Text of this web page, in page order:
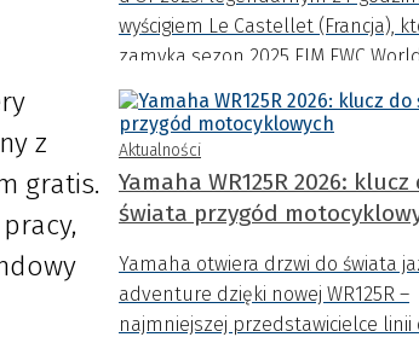
z
gratis.
wyścigiem Le Castellet (Francja),
zamyka sezon 2025 FIM EWC World
Endurance Championship.
Aktualności
Yamaha WR125R 2026: klucz
świata przygód
Yamaha otwiera drzwi do świata
adventure dzięki nowej WR125R –
najmniejszej przedstawicielce